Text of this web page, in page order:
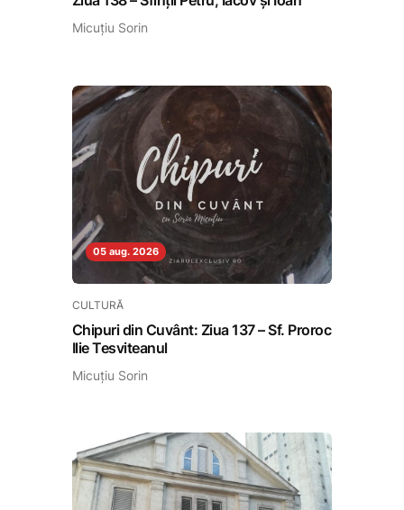
Micuțiu Sorin
05 aug. 2026
CULTURĂ
Chipuri din Cuvânt: Ziua 137 – Sf. Proroc
Ilie Tesviteanul
Micuțiu Sorin